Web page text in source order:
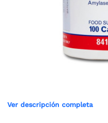
Ver descripción completa